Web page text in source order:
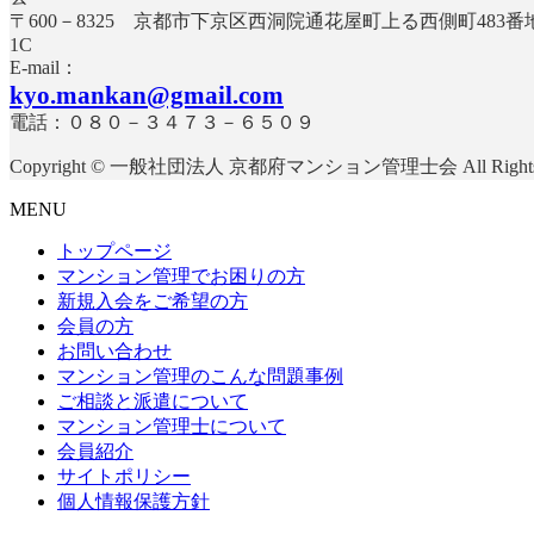
〒600－8325 京都市下京区西洞院通花屋町上る西側町483番
E-mail：
kyo.mankan@gmail.com
電話：０８０－３４７３－６５０９
Copyright © 一般社団法人 京都府マンション管理士会 All
MENU
トップページ
マンション管理でお困りの方
新規入会をご希望の方
会員の方
お問い合わせ
マンション管理のこんな問題事例
ご相談と派遣について
マンション管理士について
会員紹介
サイトポリシー
個人情報保護方針